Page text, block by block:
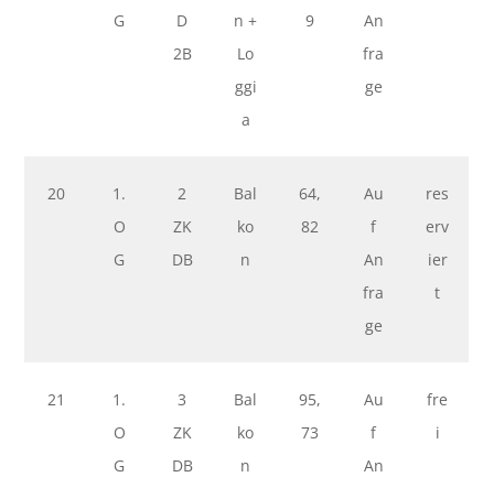
G
D
2B
n +
Lo
ggi
a
9
An
fra
ge
20
1.
O
G
2
ZK
DB
Bal
ko
n
64,
82
Au
f
An
fra
ge
res
erv
ier
t
21
1.
O
G
3
ZK
DB
Bal
ko
n
95,
73
Au
f
An
fre
i